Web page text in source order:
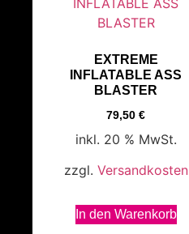
EXTREME
INFLATABLE ASS
BLASTER
79,50€
inkl. 20 % MwSt.
zzgl. Versandkosten
In den Warenkorb